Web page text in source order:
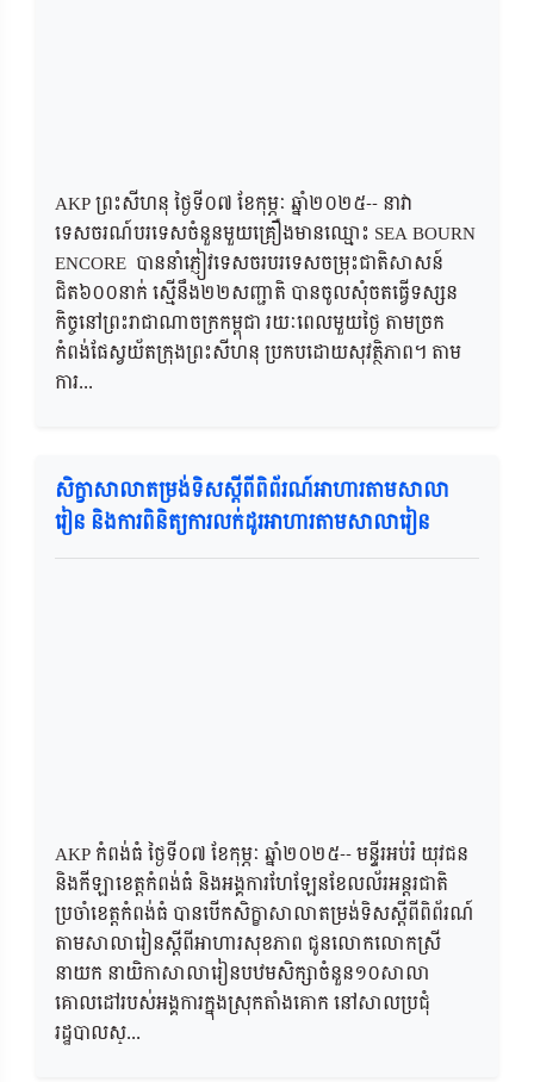
AKP ព្រះសីហនុ ថ្ងៃទី០៧ ខែកុម្ភៈ ឆ្នាំ២០២៥-- នាវា
ទេសចរណ៍បរទេសចំនួនមួយគ្រឿងមានឈ្មោះ SEA BOURN
ENCORE បាននាំភ្ញៀវទេសចរបរទេសចម្រុះជាតិសាសន៍
ជិត៦០០នាក់ ស្មើនឹង២២សញ្ជាតិ បានចូលសុំចតធ្វើទស្សន
កិច្ចនៅព្រះរាជាណាចក្រកម្ពុជា រយៈពេលមួយថ្ងៃ តាមច្រក
កំពង់ផែស្វយ័តក្រុងព្រះសីហនុ ប្រកបដោយសុវត្ថិភាព។ តាម
ការ...
សិក្ខាសាលាតម្រង់ទិសស្ដីពីពិព័រណ៍អាហារតាមសាលា
រៀន និងការពិនិត្យការលក់ដូរអាហារតាមសាលារៀន
AKP កំពង់ធំ ថ្ងៃទី០៧ ខែកុម្ភៈ ឆ្នាំ២០២៥-- មន្ទីរអប់រំ យុវជន
និងកីឡាខេត្តកំពង់ធំ និងអង្គការហែឡែនខែលល័រអន្តរជាតិ
ប្រចាំខេត្តកំពង់ធំ បានបើកសិក្ខាសាលាតម្រង់ទិសស្ដីពីពិព័រណ៍
តាមសាលារៀនស្ដីពីអាហារសុខភាព ជូនលោកលោកស្រី
នាយក នាយិកាសាលារៀនបឋមសិក្សាចំនួន១០សាលា
គោលដៅរបស់អង្គការក្នុងស្រុកតាំងគោក នៅសាលប្រជុំ
រដ្ឋបាលស្...